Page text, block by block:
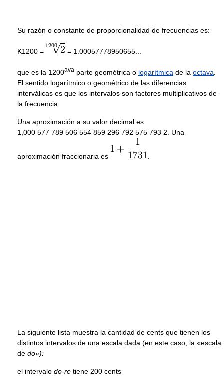
Su razón o constante de proporcionalidad de frecuencias es:
K1200 = = 1.00057778950655...
que es la 1200ava parte geométrica o logarítmica de la octava
El sentido logarítmico o geométrico de las diferencias
interválicas es que los intervalos son factores multiplicativos de
la frecuencia.
Una aproximación a su valor decimal es
1,000 577 789 506 554 859 296 792 575 793 2. Una
aproximación fraccionaria es
La siguiente lista muestra la cantidad de cents que tienen los
distintos intervalos de una escala dada (en este caso, la «escala
de do»):
el intervalo do-re tiene 200 cents